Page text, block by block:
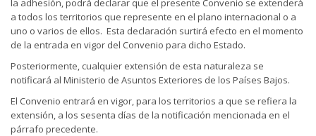
a todos los territorios que represente en el plano internacional o a
uno o varios de ellos. Esta declaración surtirá efecto en el momento
de la entrada en vigor del Convenio para dicho Estado.
Posteriormente, cualquier extensión de esta naturaleza se
notificará al Ministerio de Asuntos Exteriores de los Países Bajos.
El Convenio entrará en vigor, para los territorios a que se refiera la
extensión, a los sesenta días de la notificación mencionada en el
párrafo precedente.